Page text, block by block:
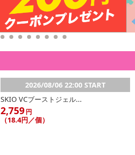
2026/08/06 22:00 START
SKIO VCブーストジェル...
2,759円
（18.4円／個）